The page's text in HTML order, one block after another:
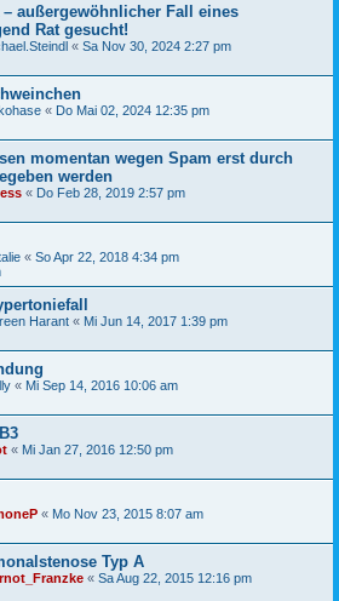
außergewöhnlicher Fall eines
Rat gesucht!
« Sa Nov 30, 2024 2:27 pm
« Do Mai 02, 2024 12:35 pm
momentan wegen Spam erst durch
werden
« Do Feb 28, 2019 2:57 pm
« So Apr 22, 2018 4:34 pm
Harant « Mi Jun 14, 2017 1:39 pm
« Mi Sep 14, 2016 10:06 am
« Mi Jan 27, 2016 12:50 pm
« Mo Nov 23, 2015 8:07 am
Typ A
« Sa Aug 22, 2015 12:16 pm